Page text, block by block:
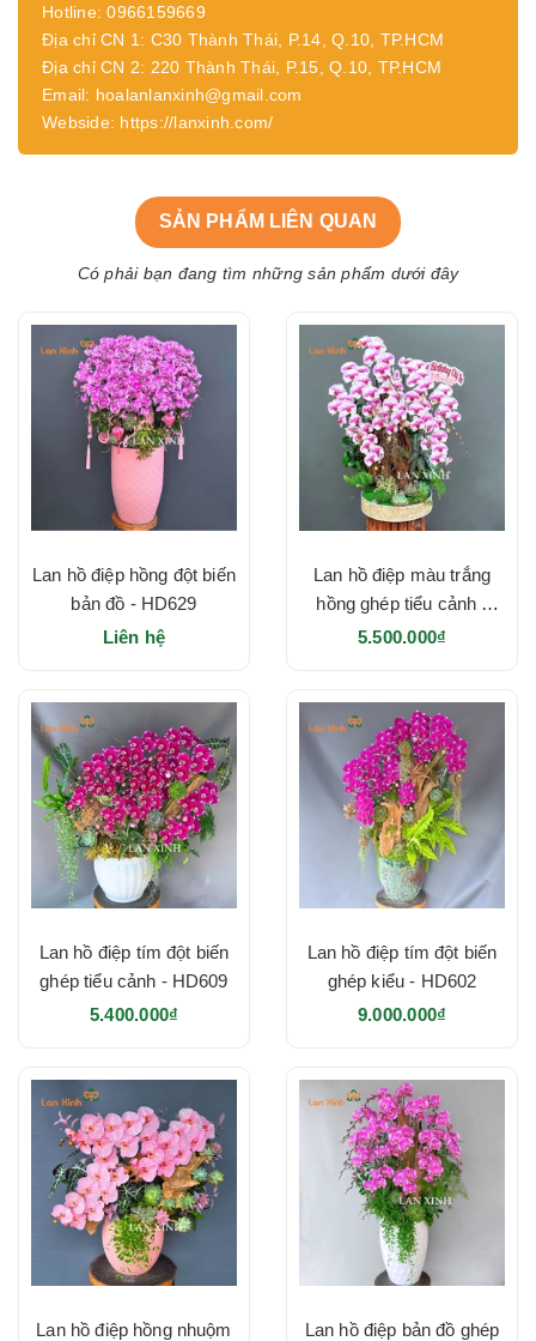
Hotline: 0966159669
Địa chỉ CN 1: C30 Thành Thái, P.14, Q.10, TP.HCM
Địa chỉ CN 2: 220 Thành Thái, P.15, Q.10, TP.HCM
Email: hoalanlanxinh@gmail.com
Webside: https://lanxinh.com/
SẢN PHẨM LIÊN QUAN
Có phải bạn đang tìm những sản phẩm dưới đây
Lan hồ điệp hồng đột biến
bản đồ - HD629
Liên hệ
Lan hồ điệp màu trắng
hồng ghép tiểu cảnh -
HD620
5.500.000₫
Lan hồ điệp tím đột biến
ghép tiểu cảnh - HD609
5.400.000₫
Lan hồ điệp tím đột biến
ghép kiểu - HD602
9.000.000₫
Lan hồ điệp hồng nhuộm
Lan hồ điệp bản đồ ghép